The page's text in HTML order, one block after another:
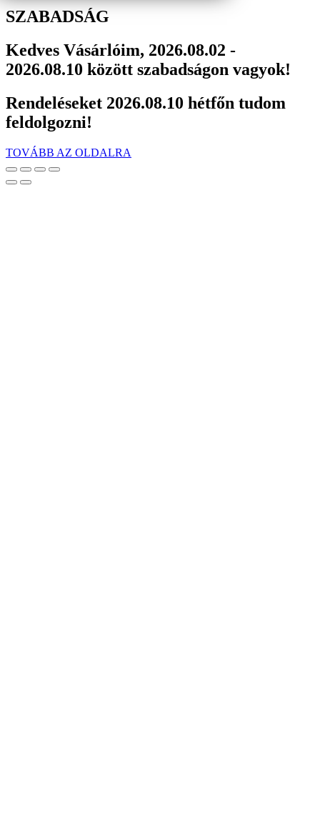
SZABADSÁG
Kedves Vásárlóim, 2026.08.02 -
2026.08.10 között szabadságon vagyok!
Rendeléseket 2026.08.10 hétfőn tudom
feldolgozni!
TOVÁBB AZ OLDALRA